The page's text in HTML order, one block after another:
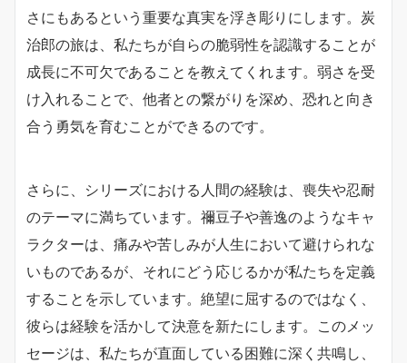
さにもあるという重要な真実を浮き彫りにします。炭
治郎の旅は、私たちが自らの脆弱性を認識することが
成長に不可欠であることを教えてくれます。弱さを受
け入れることで、他者との繋がりを深め、恐れと向き
合う勇気を育むことができるのです。
さらに、シリーズにおける人間の経験は、喪失や忍耐
のテーマに満ちています。禰豆子や善逸のようなキャ
ラクターは、痛みや苦しみが人生において避けられな
いものであるが、それにどう応じるかが私たちを定義
することを示しています。絶望に屈するのではなく、
彼らは経験を活かして決意を新たにします。このメッ
セージは、私たちが直面している困難に深く共鳴し、